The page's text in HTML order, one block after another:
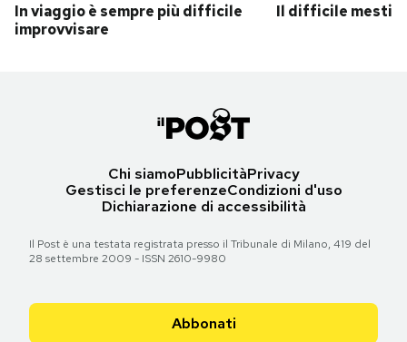
In viaggio è sempre più difficile
improvvisare
Il difficile
Chi siamoPubblicitàPrivacy
Gestisci le preferenzeCondizioni d'uso
Dichiarazione di accessibilità
Il Post è una testata registrata presso il Tribunale di Milano, 419 del
28 settembre 2009 - ISSN 2610-9980
Abbonati